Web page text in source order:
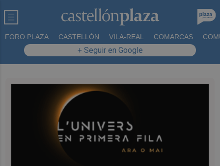
FORO PLAZA CASTELLÓN VILA-REAL COMARCAS
+ Seguir en Google